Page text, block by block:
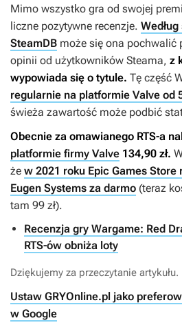
Mimo wszystko gra od swojej
liczne pozytywne recenzje.
SteamDB może się ona pochwalić
opinii od użytkowników Steama, z
wypowiada się o tytule. Tę część
regularnie na platformie Valve od
świeża zawartość może podbić
Obecnie za omawianego RTS-a
platformie firmy Valve 134,90 zł.
że w 2021 roku Epic Games Store
Eugen Systems za darmo (teraz
tam 99 zł).
Recenzja gry Wargame: Red
RTS-ów obniża loty
Dziękujemy za przeczytanie artykułu.
Ustaw GRYOnline.pl jako
w Google